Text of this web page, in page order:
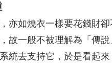
亦如燒衣一樣要花錢財
故一般不被理解為「傳
統去支持它，於是看起